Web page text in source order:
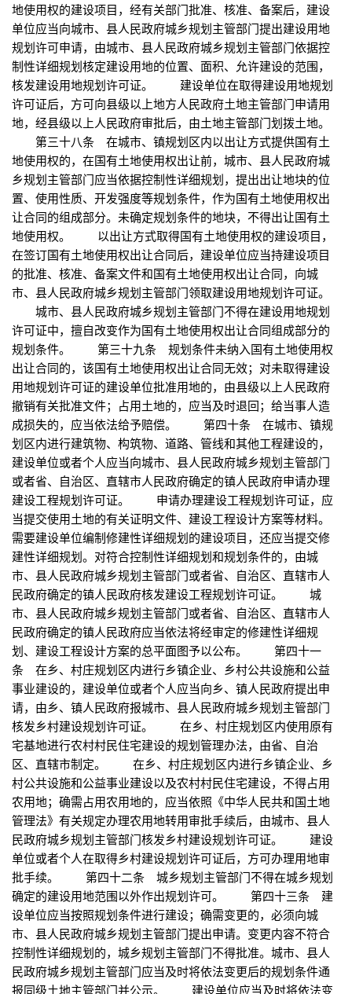
地使用权的建设项目，经有关部门批准、核准、备案后，建设
单位应当向城市、县人民政府城乡规划主管部门提出建设用地
规划许可申请，由城市、县人民政府城乡规划主管部门依据控
制性详细规划核定建设用地的位置、面积、允许建设的范围，
核发建设用地规划许可证。 建设单位在取得建设用地规划
许可证后，方可向县级以上地方人民政府土地主管部门申请用
地，经县级以上人民政府审批后，由土地主管部门划拨土地。
第三十八条 在城市、镇规划区内以出让方式提供国有土
地使用权的，在国有土地使用权出让前，城市、县人民政府城
乡规划主管部门应当依据控制性详细规划，提出出让地块的位
置、使用性质、开发强度等规划条件，作为国有土地使用权出
让合同的组成部分。未确定规划条件的地块，不得出让国有土
地使用权。 以出让方式取得国有土地使用权的建设项目，
在签订国有土地使用权出让合同后，建设单位应当持建设项目
的批准、核准、备案文件和国有土地使用权出让合同，向城
市、县人民政府城乡规划主管部门领取建设用地规划许可证。
城市、县人民政府城乡规划主管部门不得在建设用地规划
许可证中，擅自改变作为国有土地使用权出让合同组成部分的
规划条件。 第三十九条 规划条件未纳入国有土地使用权
出让合同的，该国有土地使用权出让合同无效；对未取得建设
用地规划许可证的建设单位批准用地的，由县级以上人民政府
撤销有关批准文件；占用土地的，应当及时退回；给当事人造
成损失的，应当依法给予赔偿。 第四十条 在城市、镇规
划区内进行建筑物、构筑物、道路、管线和其他工程建设的，
建设单位或者个人应当向城市、县人民政府城乡规划主管部门
或者省、自治区、直辖市人民政府确定的镇人民政府申请办理
建设工程规划许可证。 申请办理建设工程规划许可证，应
当提交使用土地的有关证明文件、建设工程设计方案等材料。
需要建设单位编制修建性详细规划的建设项目，还应当提交修
建性详细规划。对符合控制性详细规划和规划条件的，由城
市、县人民政府城乡规划主管部门或者省、自治区、直辖市人
民政府确定的镇人民政府核发建设工程规划许可证。 城
市、县人民政府城乡规划主管部门或者省、自治区、直辖市人
民政府确定的镇人民政府应当依法将经审定的修建性详细规
划、建设工程设计方案的总平面图予以公布。 第四十一
条 在乡、村庄规划区内进行乡镇企业、乡村公共设施和公益
事业建设的，建设单位或者个人应当向乡、镇人民政府提出申
请，由乡、镇人民政府报城市、县人民政府城乡规划主管部门
核发乡村建设规划许可证。 在乡、村庄规划区内使用原有
宅基地进行农村村民住宅建设的规划管理办法，由省、自治
区、直辖市制定。 在乡、村庄规划区内进行乡镇企业、乡
村公共设施和公益事业建设以及农村村民住宅建设，不得占用
农用地；确需占用农用地的，应当依照《中华人民共和国土地
管理法》有关规定办理农用地转用审批手续后，由城市、县人
民政府城乡规划主管部门核发乡村建设规划许可证。 建设
单位或者个人在取得乡村建设规划许可证后，方可办理用地审
批手续。 第四十二条 城乡规划主管部门不得在城乡规划
确定的建设用地范围以外作出规划许可。 第四十三条 建
设单位应当按照规划条件进行建设；确需变更的，必须向城
市、县人民政府城乡规划主管部门提出申请。变更内容不符合
控制性详细规划的，城乡规划主管部门不得批准。城市、县人
民政府城乡规划主管部门应当及时将依法变更后的规划条件通
报同级土地主管部门并公示。 建设单位应当及时将依法变